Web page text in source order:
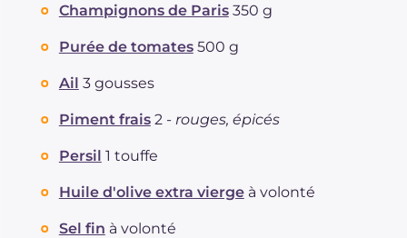
Champignons de Paris 350 g
Purée de tomates 500 g
Ail 3 gousses
Piment frais 2 - rouges, épicés
Persil 1 touffe
Huile d'olive extra vierge à volonté
Sel fin à volonté